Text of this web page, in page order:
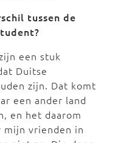
tussen de
een stuk
Duitse
zijn. Dat komt
een ander land
en het daarom
mijn vrienden in